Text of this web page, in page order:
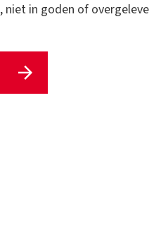
niet in goden of